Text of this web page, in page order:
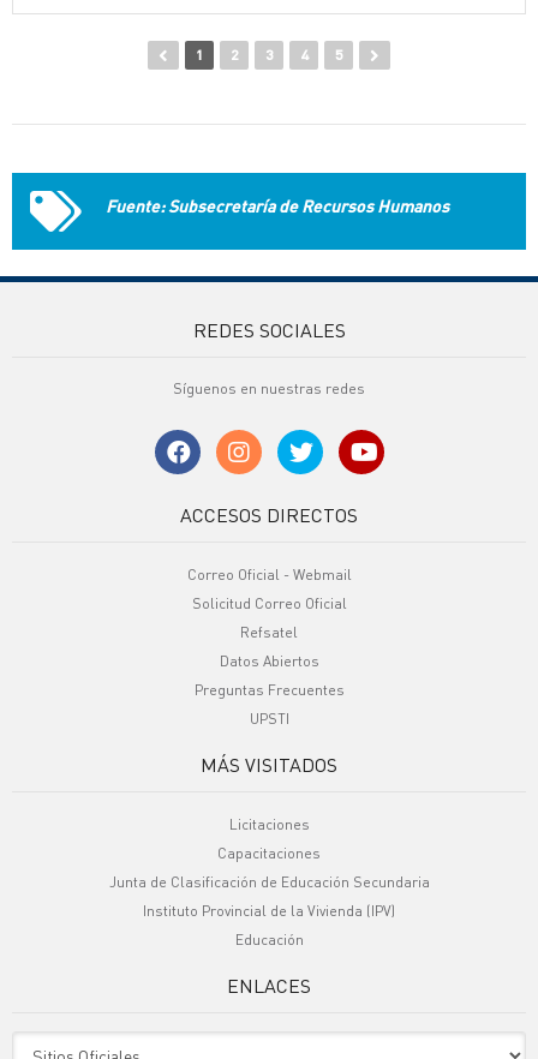
1 2 3 4 5
Fuente: Subsecretaría de Recursos Humanos
REDES SOCIALES
Síguenos en nuestras redes
ACCESOS DIRECTOS
Correo Oficial - Webmail
Solicitud Correo Oficial
Refsatel
Datos Abiertos
Preguntas Frecuentes
UPSTI
MÁS VISITADOS
Licitaciones
Capacitaciones
Junta de Clasificación de Educación Secundaria
Instituto Provincial de la Vivienda (IPV)
Educación
ENLACES